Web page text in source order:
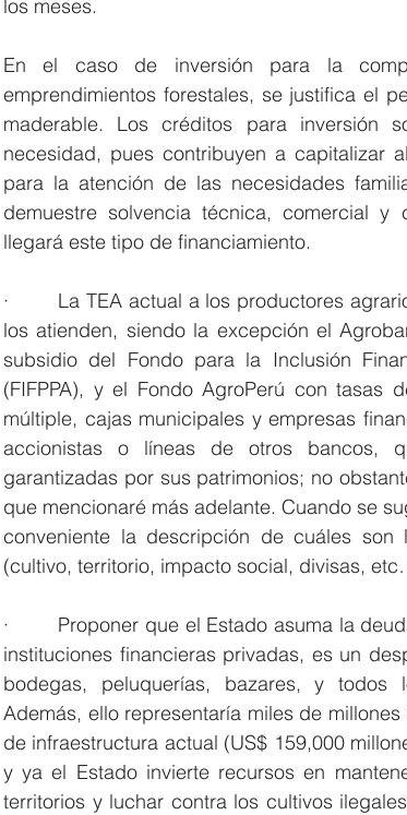
los meses.
En el caso de inversión para la
emprendimientos forestales, se justifica el
maderable. Los créditos para inversión
necesidad, pues contribuyen a capitalizar
para la atención de las necesidades
demuestre solvencia técnica, comercial y
llegará este tipo de financiamiento.
·        La TEA actual a los productores
los atienden, siendo la excepción el
subsidio del Fondo para la Inclusión
(FIFPPA), y el Fondo AgroPerú con tasas
múltiple, cajas municipales y empresas
accionistas o líneas de otros bancos,
garantizadas por sus patrimonios; no
que mencionaré más adelante. Cuando se
conveniente la descripción de cuáles
(cultivo, territorio, impacto social, divisas,
·        Proponer que el Estado asuma la
instituciones financieras privadas, es un
bodegas, peluquerías, bazares, y todos
Además, ello representaría miles de
de infraestructura actual (US$ 159,000
y ya el Estado invierte recursos en
territorios y luchar contra los cultivos